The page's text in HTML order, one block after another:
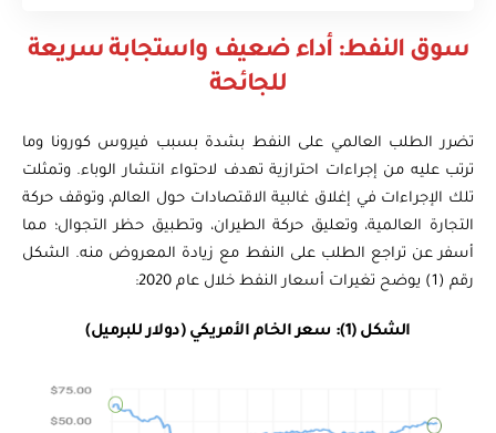
سوق النفط: أداء ضعيف واستجابة سريعة
للجائحة
تضرر الطلب العالمي على النفط بشدة بسبب فيروس كورونا وما
ترتب عليه من إجراءات احترازية تهدف لاحتواء انتشار الوباء. وتمثلت
تلك الإجراءات في إغلاق غالبية الاقتصادات حول العالم، وتوقف حركة
التجارة العالمية، وتعليق حركة الطيران، وتطبيق حظر التجوال؛ مما
أسفر عن تراجع الطلب على النفط مع زيادة المعروض منه. الشكل
رقم (1) يوضح تغيرات أسعار النفط خلال عام 2020:
الشكل (1): سعر الخام الأمريكي (دولار للبرميل)